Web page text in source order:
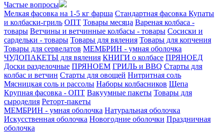
Частые вопросы
Мелкая фасовка на 1-5 кг фарша Стандартная фасовка Купаты
и колбаски-гриль ОПТ Товары месяца Вареная колбаса -
товары Ветчины и ветчинные колбасы - товары Сосиски и
сардельки - товары Товары для вяления Товары для копчения
Товары для сервелатов МЕМБРИН - умная оболочка
ЧУДОПАКЕТЫ для вяления КНИГИ о колбасе ПРЯНОЕД
Доски разделочные ПРЯНОЕМ ГРИЛЬ и BBQ Старты для
колбас и ветчин Старты для овощей Нитритная соль
Мясницкая соль и рассолы Наборы колбасников Щепа
Крупная фасовка - ОПТ Вакуумные пакеты Товары для
сыроделия Реторт-пакеты
МЕМБРИН - умная оболочка Натуральная оболочка
Искусственная оболочка Новогодние оболочки Праздничная
оболочка